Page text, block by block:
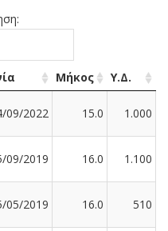
Μήκος
Υ.Δ.
09/2022 15.0 1.000
09/2019 16.0 1.100
05/2019 16.0 510